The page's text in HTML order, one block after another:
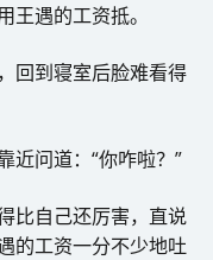
遇的工资抵。
回到寝室后脸难看得
近问道：“你咋啦？”
比自己还厉害，直说
的工资一分不少地吐